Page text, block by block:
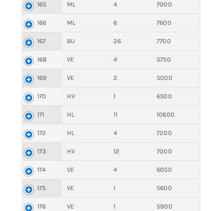
165 ML 4 7000
166 ML 6 7600
167 BU 26 7700
168 VE 4 5750
169 VE 2 5000
170 HV 1 6500
171 HL 11 10600
172 HL 4 7200
173 HV 12 7000
174 VE 4 6050
175 VE 1 5600
176 VE 1 5900